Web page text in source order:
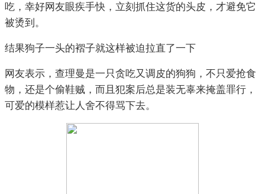
吃，幸好网友眼疾手快，立刻抓住这货的头皮，才避免它
被烫到。
结果狗子一头的褶子就这样被迫拉直了一下
网友表示，查理曼是一只贪吃又调皮的狗狗，不只爱抢食
物，还是个偷鞋贼，而且犯案后总是装无辜来掩盖罪行，
可爱的模样惹让人舍不得骂下去。